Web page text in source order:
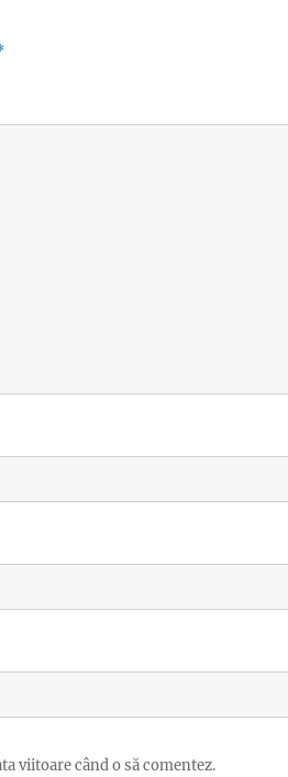
viitoare când o să comentez.